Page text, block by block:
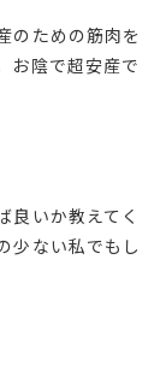
のための筋肉を
お陰で超安産で
良いか教えてく
少ない私でもし